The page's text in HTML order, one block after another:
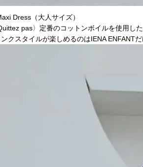
Dress（大人サイズ）
pas〉定番のコットンボイルを使用した
クスタイルが楽しめるのはIENA ENFANT